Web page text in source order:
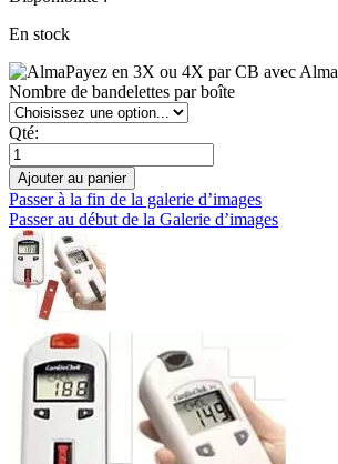
En stock
Payez en 3X ou 4X par CB avec Alma
Nombre de bandelettes par boîte
Qté:
Ajouter au panier
Passer à la fin de la galerie d’images
Passer au début de la Galerie d’images